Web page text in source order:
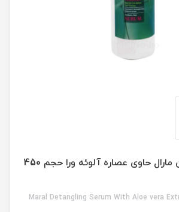
سرم مو گره باز کن مارال حاوی عصاره آلوئه ورا حجم 450
Maral Detangling Serum With Aloe vera